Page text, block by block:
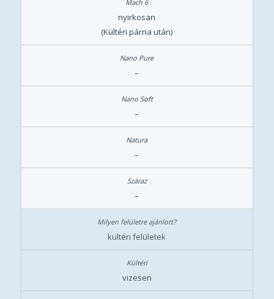
nyirkosan
(Kültéri párna után)
–
–
–
–
kültéri felületek
vizesen